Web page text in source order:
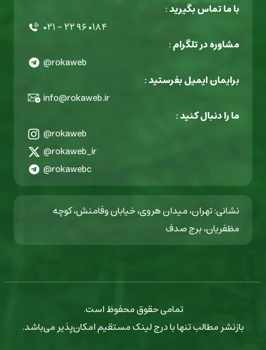
با ما تماس بگیرید :
۰۲۱ - ۲۲ ۹۶ ۰۱۸۴
مشاوره در تلگرام :
@rokaweb
برایمان ایمیل بفرستید :
info@rokaweb.ir
ما را دنبال کنید :
@rokaweb
@rokaweb_ir
@rokawebc
نشانی: تهران، میدان هروی، خیابان وفامنش، کوچه
مظفریان، برج صدف
تمامی حقوق محفوظ است.
بازنشر مطالب تنها با درج لینک مستقیم امکان‌پذیر می‌باشد.